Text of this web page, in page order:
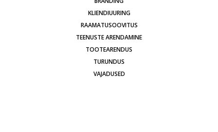
KLIENDIUURING
RAAMATUSOOVITUS
TEENUSTE ARENDAMINE
TOOTEARENDUS
TURUNDUS
VAJADUSED